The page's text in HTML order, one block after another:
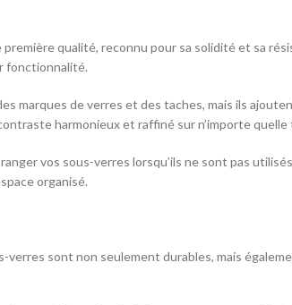
qualité, reconnu pour sa solidité et sa
fonctionnalité.
marques de verres et des taches, mais ils
harmonieux et raffiné sur n’importe quelle
vos sous-verres lorsqu’ils ne sont pas
organisé.
sont non seulement durables, mais